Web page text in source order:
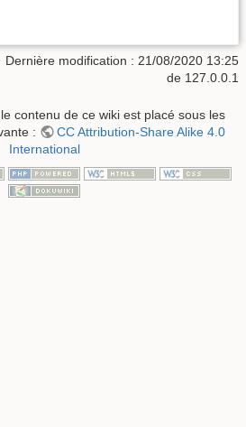
Dernière modification : 21/08/2020 13:25
de 127.0.0.1
contenu de ce wiki est placé sous les
:
CC Attribution-Share Alike 4.0
International